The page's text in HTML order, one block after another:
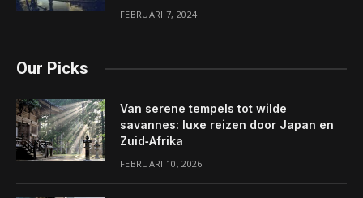
FEBRUARI 7, 2024
Our Picks
Van serene tempels tot wilde
savannes: luxe reizen door Japan en
Zuid‑Afrika
FEBRUARI 10, 2026